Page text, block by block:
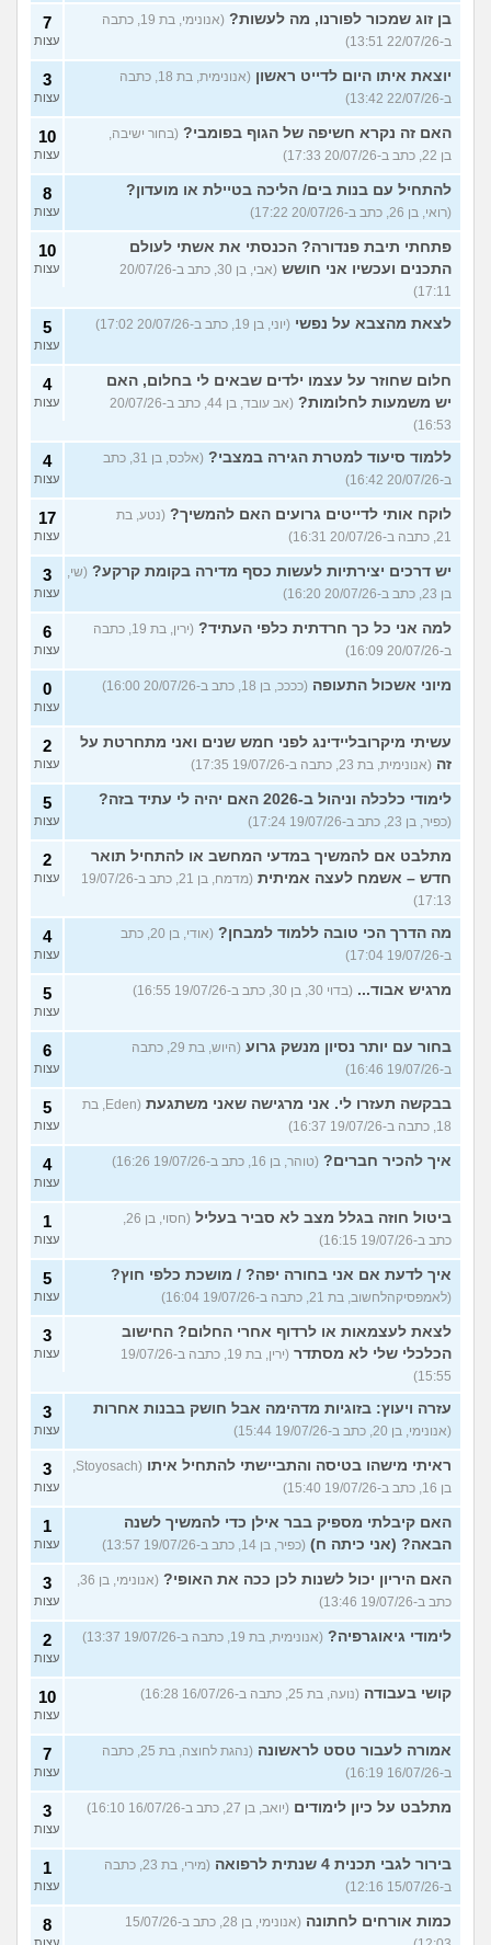
בן זוג שמכור לפורנו, מה לעשות?
(אנונימי, בת 19, כתבה
ב-22/07/26 13:51)
7
עצות
יוצאת איתו היום לדייט ראשון
(אנונימית, בת 18, כתבה
ב-22/07/26 13:42)
3
עצות
האם זה נקרא חשיפה של הגוף בפומבי? (בחור ישיבה,
בן 22, כתב ב-20/07/26 17:33)
10
עצות
להתחיל עם בנות בים/ הליכה בטיילת או מועדון?
(רואי, בן 26, כתב ב-20/07/26 17:22)
8
עצות
פתחתי תיבת פנדורה? הכנסתי את אשתי לעולם
התכנים ועכשיו אני חושש
(אבי, בן 30, כתב ב-20/07/26
17:11)
10
עצות
לצאת מהצבא על נפשי (יוני, בן 19, כתב ב-20/07/26 17:02) 5
עצות
חלום שחוזר על עצמו ילדים שבאים לי בחלום, האם
יש משמעות לחלומות?
(אב עובד, בן 44, כתב ב-20/07/26
16:53)
4
עצות
ללמוד סיעוד למטרת הגירה במצבי?
(אלכס, בן 31, כתב
ב-20/07/26 16:42)
4
עצות
לוקח אותי לדייטים גרועים האם להמשיך? (נטע, בת
21, כתבה ב-20/07/26 16:31)
17
עצות
יש דרכים יצירתיות לעשות כסף מדירה בקומת קרקע? (שי,
בן 23, כתב ב-20/07/26 16:20)
3
עצות
למה אני כל כך חרדתית כלפי העתיד?
(ירין, בת 19, כתבה
ב-20/07/26 16:09)
6
עצות
מיוני אשכול התעופה (ככככ, בן 18, כתב ב-20/07/26 16:00) 0
עצות
עשיתי מיקרובליידינג לפני חמש שנים ואני מתחרטת על
זה (אנונימית, בת 23, כתבה ב-19/07/26 17:35)
2
עצות
לימודי כלכלה וניהול ב-2026 האם יהיה לי עתיד בזה?
(כפיר, בן 23, כתב ב-19/07/26 17:24)
5
עצות
מתלבט אם להמשיך במדעי המחשב או להתחיל תואר
חדש – אשמח לעצה אמיתית
(מדמח, בן 21, כתב ב-19/07/26
17:13)
2
עצות
מה הדרך הכי טובה ללמוד למבחן?
(אודי, בן 20, כתב
ב-19/07/26 17:04)
4
עצות
מרגיש אבוד... (בדוי 30, בן 30, כתב ב-19/07/26 16:55) 5
עצות
בחור עם יותר נסיון מנשק גרוע
(היוש, בת 29, כתבה
ב-19/07/26 16:46)
6
עצות
בבקשה תעזרו לי. אני מרגישה שאני משתגעת
(Eden, בת
18, כתבה ב-19/07/26 16:37)
5
עצות
איך להכיר חברים? (טוהר, בן 16, כתב ב-19/07/26 16:26) 4
עצות
ביטול חוזה בגלל מצב לא סביר בעליל
(חסוי, בן 26,
כתב ב-19/07/26 16:15)
1
עצות
איך לדעת אם אני בחורה יפה? / מושכת כלפי חוץ?
(לאמפסיקהלחשוב, בת 21, כתבה ב-19/07/26 16:04)
5
עצות
לצאת לעצמאות או לרדוף אחרי החלום? החישוב
הכלכלי שלי לא מסתדר
(ירין, בת 19, כתבה ב-19/07/26
15:55)
3
עצות
עזרה ויעוץ: בזוגיות מדהימה אבל חושק בבנות אחרות
(אנונימי, בן 20, כתב ב-19/07/26 15:44)
3
עצות
ראיתי מישהו בטיסה והתביישתי להתחיל איתו
(Stoyosach,
בן 16, כתב ב-19/07/26 15:40)
3
עצות
האם קיבלתי מספיק בבר אילן כדי להמשיך לשנה
הבאה? (אני כיתה ח) (כפיר, בן 14, כתב ב-19/07/26 13:57)
1
עצות
האם היריון יכול לשנות לכן ככה את האופי?
(אנונימי, בן 36,
כתב ב-19/07/26 13:46)
3
עצות
לימודי גיאוגרפיה? (אנונימית, בת 19, כתבה ב-19/07/26 13:37) 2
עצות
קושי בעבודה (נועה, בת 25, כתבה ב-16/07/26 16:28) 10
עצות
אמורה לעבור טסט לראשונה
(נהגת לחוצה, בת 25, כתבה
ב-16/07/26 16:19)
7
עצות
מתלבט על כיון לימודים (יואב, בן 27, כתב ב-16/07/26 16:10) 3
עצות
בירור לגבי תכנית 4 שנתית לרפואה
(מירי, בת 23, כתבה
ב-15/07/26 12:16)
1
עצות
כמות אורחים לחתונה
(אנונימי, בן 28, כתב ב-15/07/26
8